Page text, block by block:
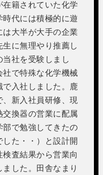
籍されていた化学
代には積極的に遊
大半が大手の企業
に無理やり推薦し
社を受験しまし
社で特殊な化学機械
で入社しました。鹿
、新入社員研修、現
換器の営業に配属
部で勉強してきたの
た・・）と設計開
査結果から営業向
した。田舎なまり